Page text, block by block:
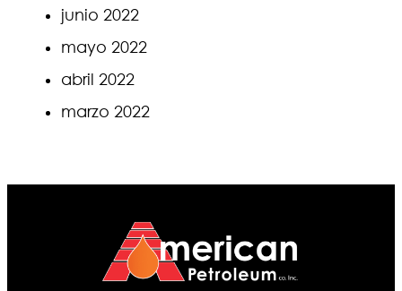
junio 2022
mayo 2022
abril 2022
marzo 2022